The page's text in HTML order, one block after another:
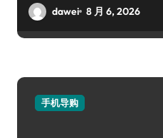
dawei 8 月 6, 2026
手机导购